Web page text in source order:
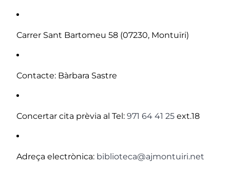
Carrer Sant Bartomeu 58 (07230, Montuïri)
Contacte: Bàrbara Sastre
Concertar cita prèvia al Tel: 971 64 41 25 ext.18
Adreça electrònica: biblioteca@ajmontuiri.net